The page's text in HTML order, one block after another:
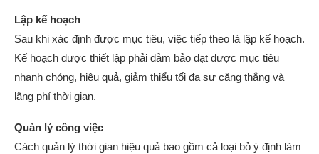
Lập kế hoạch
Sau khi xác định được mục tiêu, việc tiếp theo là lập kế hoạch.
Kế hoạch được thiết lập phải đảm bảo đạt được mục tiêu
nhanh chóng, hiệu quả, giảm thiểu tối đa sự căng thẳng và
lãng phí thời gian.
Quản lý công việc
Cách quản lý thời gian hiệu quả bao gồm cả loại bỏ ý định làm